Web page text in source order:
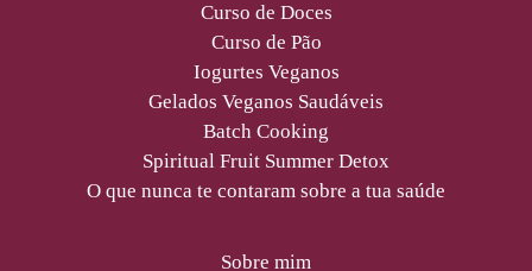
Curso de Doces
Curso de Pão
Iogurtes Veganos
Gelados Veganos Saudáveis
Batch Cooking
Spiritual Fruit Summer Detox
O que nunca te contaram sobre a tua saúde
Sobre mim